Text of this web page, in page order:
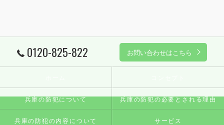
0120-825-822 お問い合わせはこちら
兵庫の防犯について 兵庫の防犯の必要とされる理由
兵庫の防犯の内容について サービス